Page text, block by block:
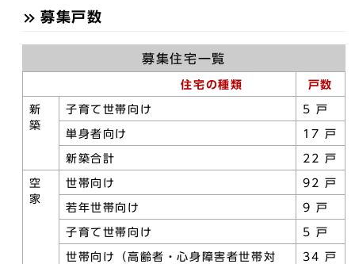
募集戸数
募集住宅一覧
住宅の種類 戸数
新
築
子育て世帯向け 5 戸
単身者向け 17 戸
新築合計 22 戸
空
家
世帯向け 92 戸
若年世帯向け 9 戸
子育て世帯向け 5 戸
世帯向け（高齢者・心身障害者世帯対 34 戸